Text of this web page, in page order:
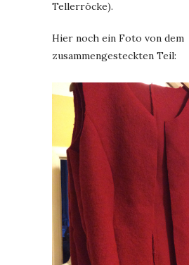
Tellerröcke).
Hier noch ein Foto von dem
zusammengesteckten Teil: